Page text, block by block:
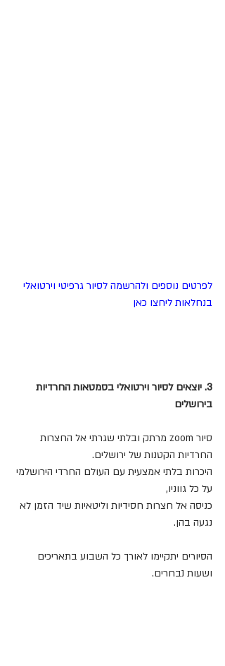
לפרטים נוספים ולהרשמה לסיור גרפיטי וירטואלי
בנחלאות ליחצו כאן
3. יוצאים לסיור וירטואלי בסמטאות החרדיות
בירושלים
סיור zoom מרתק ובלתי שגרתי אל החצרות
החרדיות הקטנות של ירושלים.
היכרות בלתי אמצעית עם העולם החרדי הירושלמי
על כל גווניו,
כניסה אל חצרות חסידיות וליטאיות שיד הזמן לא
נגעה בהן.
הסיורים יתקיימו לאורך כל השבוע בתאריכים
ושעות נבחרים.